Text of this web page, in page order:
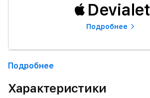
Devialet
Подробнее
Подробнее
Характеристики